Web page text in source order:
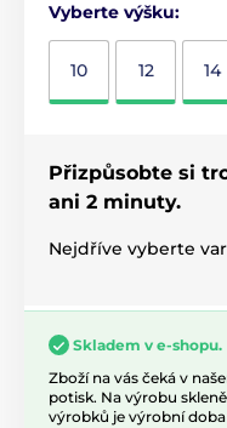
Vyberte výšku:
10 12 14
Přizpůsobte si
ani 2 minuty.
Nejdříve vyberte
Skladem v e-shopu.
Zboží na vás čeká v
potisk. Na výrobu
výrobků je výrobní